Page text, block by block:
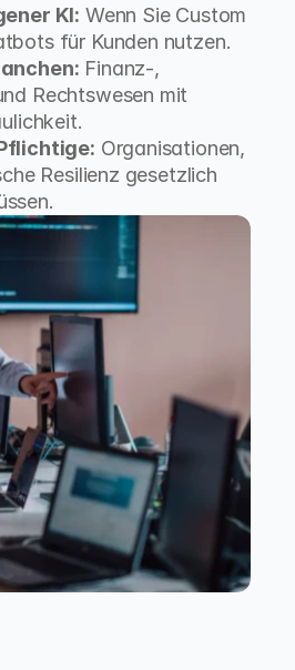
KI: Wenn Sie Custom
für Kunden nutzen.
Finanz-,
Rechtswesen mit
Organisationen,
Resilienz gesetzlich